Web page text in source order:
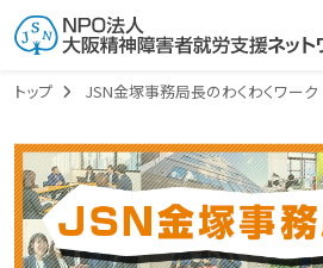
トップ JSN金塚事務局長のわくわくワーク